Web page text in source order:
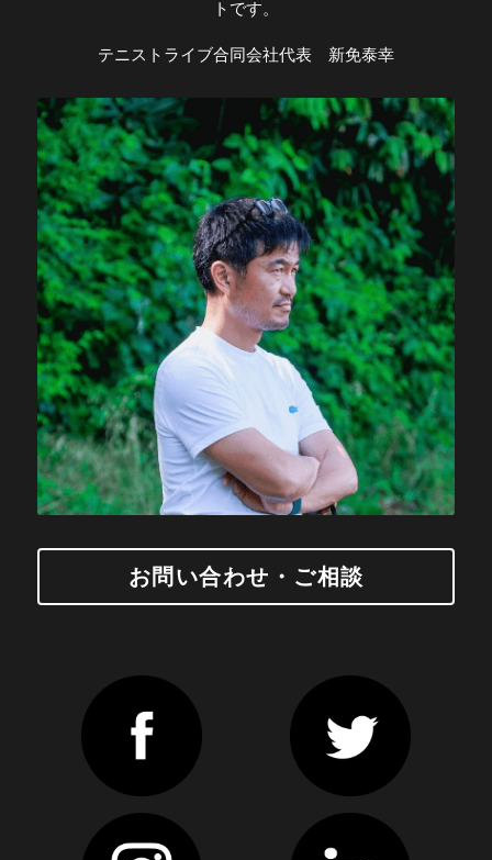
トです。
テニストライブ合同会社代表　新免泰幸
お問い合わせ・ご相談